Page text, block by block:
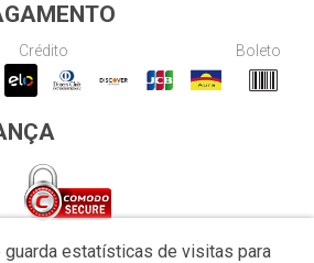
Crédito Boleto
guarda estatísticas de visitas para